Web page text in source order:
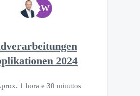
RW
2024
1 hora e 30 minutos